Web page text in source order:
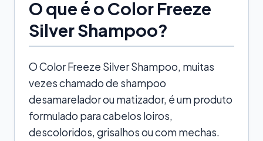
O que é o Color Freeze
Silver Shampoo?
O Color Freeze Silver Shampoo, muitas
vezes chamado de shampoo
desamarelador ou matizador, é um produto
formulado para cabelos loiros,
descoloridos, grisalhos ou com mechas.